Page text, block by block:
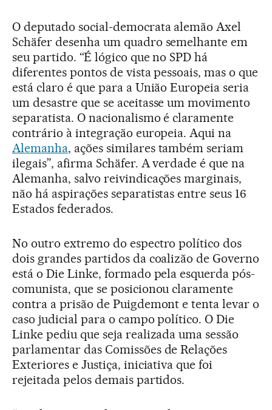
O deputado social-democrata alemão Axel
Schäfer desenha um quadro semelhante em
seu partido. “É lógico que no SPD há
diferentes pontos de vista pessoais, mas o que
está claro é que para a União Europeia seria
um desastre que se aceitasse um movimento
separatista. O nacionalismo é claramente
contrário à integração europeia. Aqui na
Alemanha, ações similares também seriam
ilegais”, afirma Schäfer. A verdade é que na
Alemanha, salvo reivindicações marginais,
não há aspirações separatistas entre seus 16
Estados federados.
No outro extremo do espectro político dos
dois grandes partidos da coalizão de Governo
está o Die Linke, formado pela esquerda pós-
comunista, que se posicionou claramente
contra a prisão de Puigdemont e tenta levar o
caso judicial para o campo político. O Die
Linke pediu que seja realizada uma sessão
parlamentar das Comissões de Relações
Exteriores e Justiça, iniciativa que foi
rejeitada pelos demais partidos.